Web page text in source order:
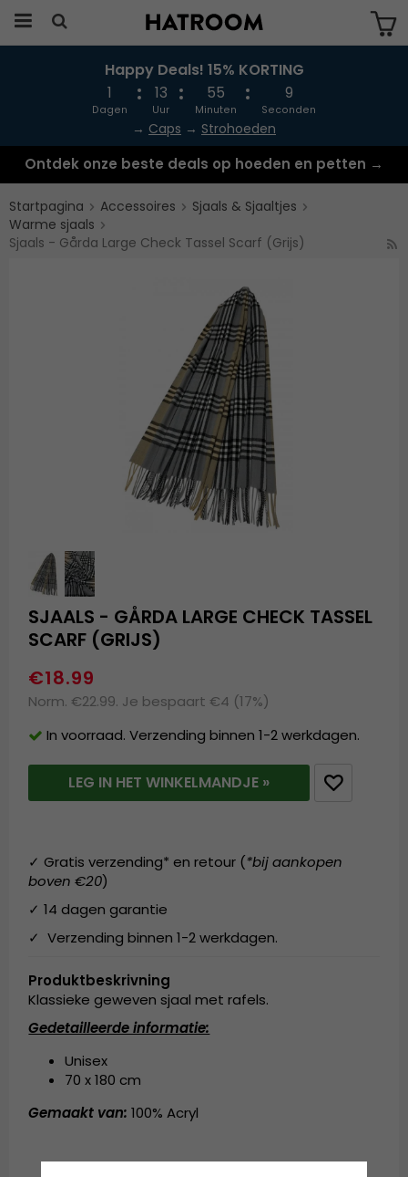
Produkten har blivit tillagd i varukorgen
Happy Deals! 15% KORTING
1
Dagen
13
Uur
55
Minuten
9
Seconden
→ Caps → Strohoeden
Ontdek onze beste deals op hoeden en petten →
Startpagina Accessoires
Sjaals & Sjaaltjes
Warme sjaals
Sjaals - Gårda Large Check Tassel Scarf (Grijs)
SJAALS - GÅRDA LARGE CHECK TASSEL
SCARF (GRIJS)
€18.99
Norm. €22.99. Je bespaart €4 (17%)
In voorraad. Verzending binnen 1-2 werkdagen.
LEG IN HET WINKELMANDJE »
✓ Gratis verzending* en retour (*bij aankopen
boven €20)
✓ 14 dagen garantie
✓ Verzending binnen 1-2 werkdagen.
Produktbeskrivning
Klassieke geweven sjaal met rafels.
Gedetailleerde informatie:
Unisex
70 x 180 cm
Gemaakt van:100% Acryl